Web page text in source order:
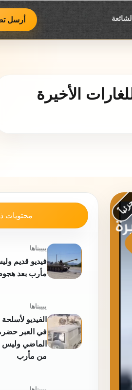
فريق يوب
أرسل
الأخيرة
يبيبناها
فيديو قديم
يبيبناها
الفيديو لأسلحة
في العبر
الماضي وليس